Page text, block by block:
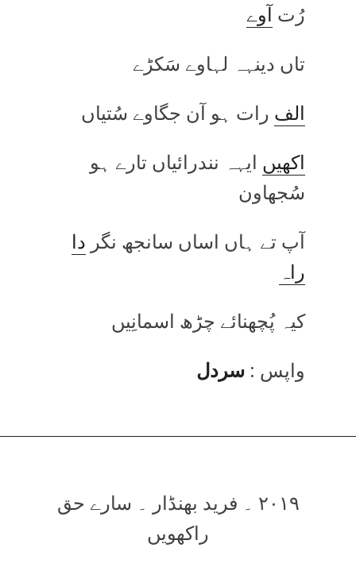
رُتآوے
تاں دینہہ لہاوے سَکڑے
الف رات ہو آن جگاوے سُتیاں
اکھیں ایہہ نندرائیاں تارے ہو
سُجھاون
آپ تے ہاں اساں سانجھ نگر دا
راہ
کیہ پُچھنائے چڑھ اسمانِیں
واپس : سردل
۲۰۱۹ ۔ فرید بھنڈار ۔ سارے حق
راکھویں